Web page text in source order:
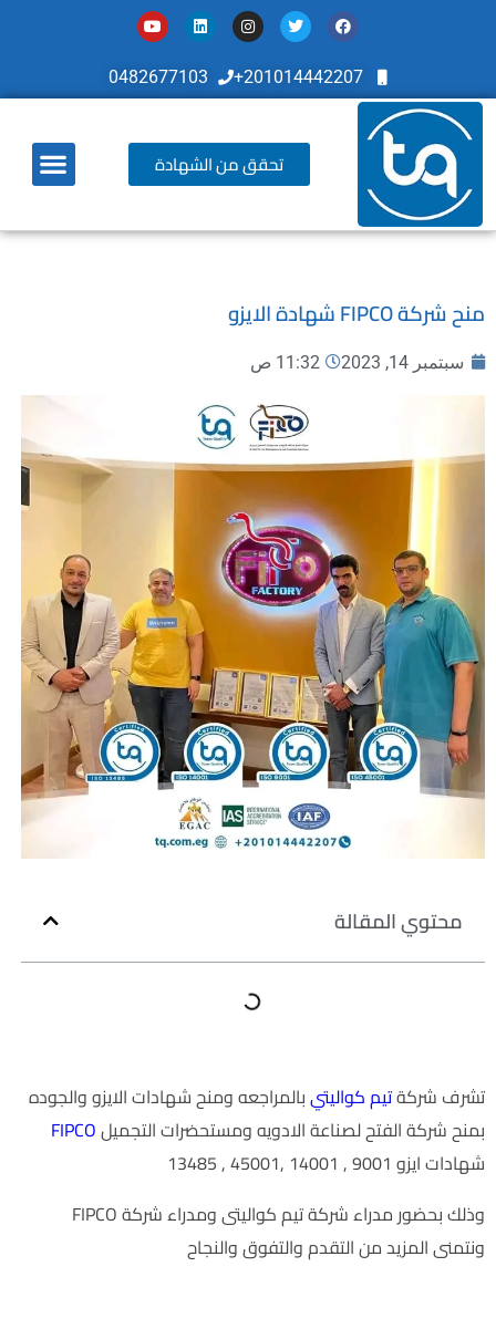
201014442207+
0482677103
تحقق من الشهادة
منح شركة FIPCO شهادة الايزو
سبتمبر 14, 2023 11:32 ص
محتوي المقالة
تشرف شركةتيم كواليتيبالمراجعه ومنح شهادات الايزو والجوده
بمنح شركة الفتح لصناعة الادويه ومستحضرات التجميلFIPCO
شهادات ايزو 9001 , 14001 ,45001 , 13485
وذلك بحضور مدراء شركة تيم كواليتى ومدراء شركة FIPCO
ونتمنى المزيد من التقدم والتفوق والنجاح